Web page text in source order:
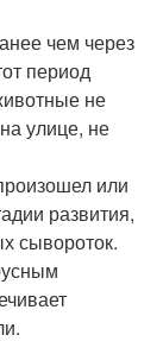
чем через
период
не
улице, не
или
развития,
сывороток.